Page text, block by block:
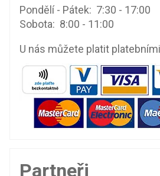
Pondělí - Pátek: 7:30 - 17:00
Sobota: 8:00 - 11:00
U nás můžete platit
Partneři